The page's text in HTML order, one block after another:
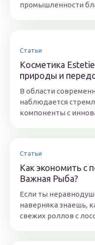
промышленности
Статьи
Косметика
природы и
В области
наблюдается
компоненты с
Статьи
Как экономить
Важная Рыба?
Если ты
наверняка знаешь,
свежих роллов с